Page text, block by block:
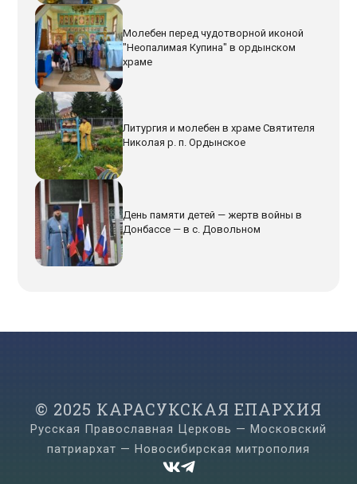
Молебен перед чудотворной иконой
"Неопалимая Купина" в ордынском
храме
Литургия и молебен в храме Святителя
Николая р. п. Ордынское
День памяти детей — жертв войны в
Донбассе — в с. Довольном
© 2025 КАРАСУКСКАЯ ЕПАРХИЯ
Русская Православная Церковь — Московский
патриархат — Новосибирская митрополия
